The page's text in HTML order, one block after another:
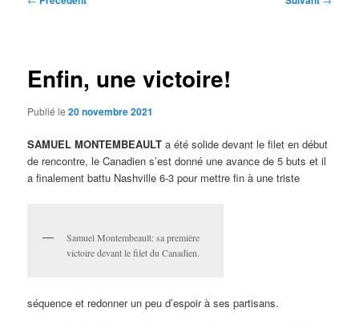
Enfin, une victoire!
Publié le20 novembre 2021
SAMUEL MONTEMBEAULT a été solide devant le filet en début
de rencontre, le Canadien s’est donné une avance de 5 buts et il
a finalement battu Nashville 6-3 pour mettre fin à une triste
Samuel Montembeault: sa première
victoire devant le filet du Canadien.
séquence et redonner un peu d’espoir à ses partisans.